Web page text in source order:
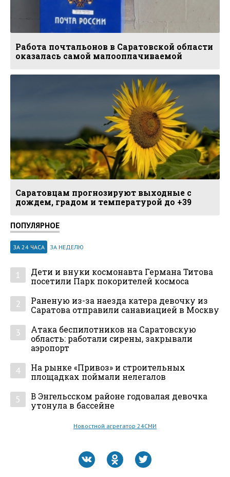
Работа почтальонов в Саратовской области
оказалась самой малооплачиваемой
Саратовцам прогнозируют выходные с
дождем, градом и температурой до +39
ПОПУЛЯРНОЕ
ЗА 24 ЧАСА ЗА НЕДЕЛЮ
1
Дети и внуки космонавта Германа Титова
посетили Парк покорителей космоса
2
Раненую из-за наезда катера девочку из
Саратова отправили санавиацией в Москву
3
Атака беспилотников на Саратовскую
область: работали сирены, закрывали
аэропорт
4
На рынке «Привоз» и строительных
площадках поймали нелегалов
5
В Энгельсском районе годовалая девочка
утонула в бассейне
Новостной агрегатор 24СМИ